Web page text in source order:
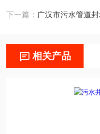
下一篇： 广汉市污水管道
相关产品